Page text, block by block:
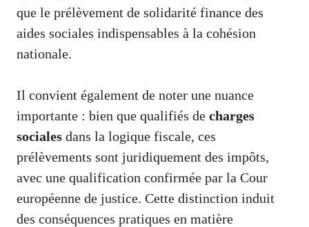
que le prélèvement de solidarité finance des
aides sociales indispensables à la cohésion
nationale.
Il convient également de noter une nuance
importante : bien que qualifiés de charges
sociales dans la logique fiscale, ces
prélèvements sont juridiquement des impôts,
avec une qualification confirmée par la Cour
européenne de justice. Cette distinction induit
des conséquences pratiques en matière